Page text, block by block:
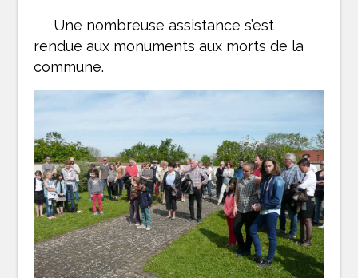
Une nombreuse assistance s’est
rendue aux monuments aux morts de la
commune.